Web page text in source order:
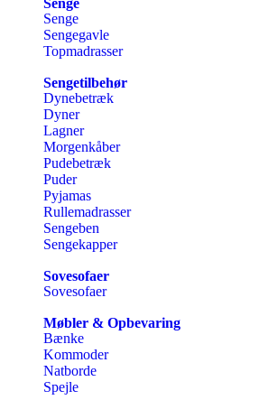
Senge
Senge
Sengegavle
Topmadrasser
Sengetilbehør
Dynebetræk
Dyner
Lagner
Morgenkåber
Pudebetræk
Puder
Pyjamas
Rullemadrasser
Sengeben
Sengekapper
Sovesofaer
Sovesofaer
Møbler & Opbevaring
Bænke
Kommoder
Natborde
Spejle